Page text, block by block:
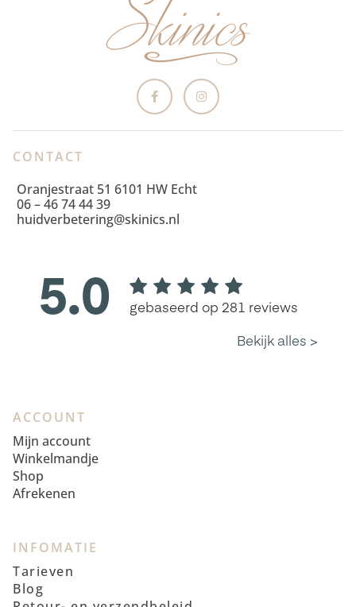
CONTACT
Oranjestraat 51 6101 HW Echt
06 – 46 74 44 39
huidverbetering@skinics.nl
ACCOUNT
Mijn account
Winkelmandje
Shop
Afrekenen
INFOMATIE
Tarieven
Blog